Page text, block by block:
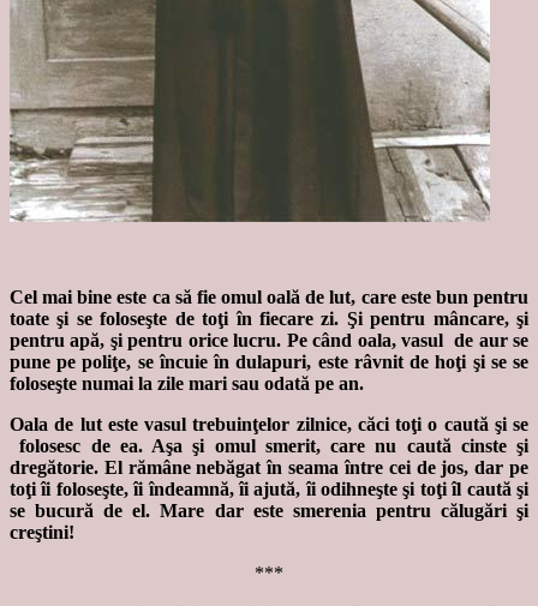
Cel mai bine este ca să fie omul oală de lut, care este bun pentru
toate şi se foloseşte de toţi în fiecare zi. Şi pentru mâncare, şi
pentru apă, şi pentru orice lucru. Pe când oala, vasul de aur se
pune pe poliţe, se încuie în dulapuri, este râvnit de hoţi şi se se
foloseşte numai la zile mari sau odată pe an.
Oala de lut este vasul trebuinţelor zilnice, căci toţi o caută şi se
folosesc de ea. Aşa şi omul smerit, care nu caută cinste şi
dregătorie. El rămâne nebăgat în seama între cei de jos, dar pe
toţi îi foloseşte, îi îndeamnă, îi ajută, îi odihneşte şi toţi îl caută şi
se bucură de el. Mare dar este smerenia pentru călugări şi
creştini!
***